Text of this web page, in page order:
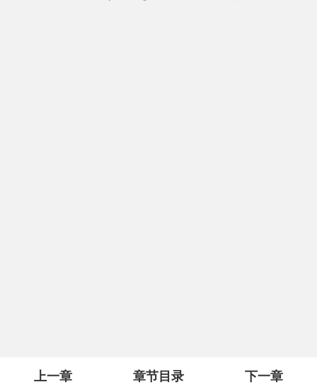
上一章 章节目录 下一章